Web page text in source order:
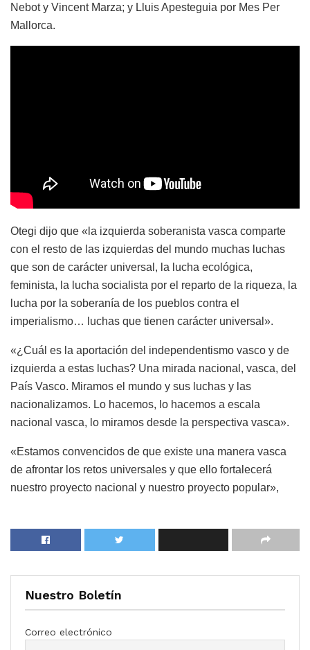
Nebot y Vincent Marza; y Lluis Apesteguia por Mes Per
Mallorca.
Otegi dijo que «la izquierda soberanista vasca comparte
con el resto de las izquierdas del mundo muchas luchas
que son de carácter universal, la lucha ecológica,
feminista, la lucha socialista por el reparto de la riqueza, la
lucha por la soberanía de los pueblos contra el
imperialismo… luchas que tienen carácter universal».
«¿Cuál es la aportación del independentismo vasco y de
izquierda a estas luchas? Una mirada nacional, vasca, del
País Vasco. Miramos el mundo y sus luchas y las
nacionalizamos. Lo hacemos, lo hacemos a escala
nacional vasca, lo miramos desde la perspectiva vasca».
«Estamos convencidos de que existe una manera vasca
de afrontar los retos universales y que ello fortalecerá
nuestro proyecto nacional y nuestro proyecto popular»,
Nuestro Boletín
Correo electrónico